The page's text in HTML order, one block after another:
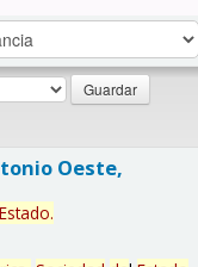
Oeste,
Estado.